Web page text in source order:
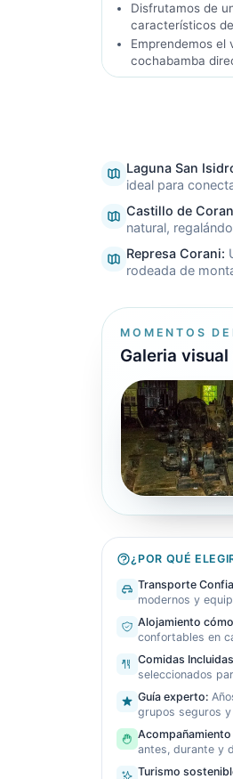
Disfrutamos de
característicos
Emprendemos el
cochabamba
Laguna San
ideal para
Castillo de
natural,
Represa Corani:
rodeada de
MOMENTOS
Galeria
¿POR QUÉ
Transporte
modernos y
Alojamiento
confortables en
Comidas Incluidas
seleccionados
Guía experto:
grupos seguros
antes, durante y
Turismo